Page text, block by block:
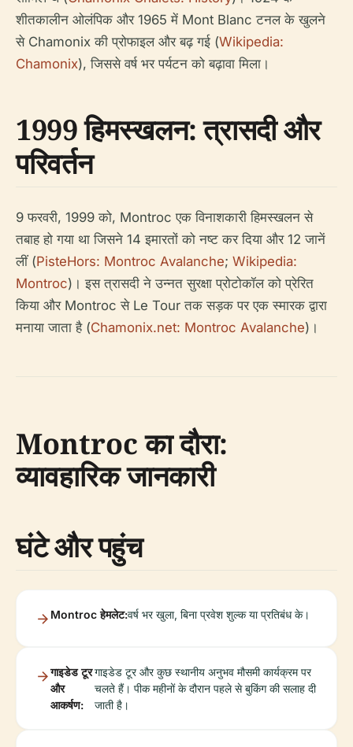
शीतकालीन ओलंपिक और 1965 में Mont Blanc टनल के खुलने
से Chamonix की प्रोफाइल और बढ़ गई (Wikipedia:
Chamonix), जिससे वर्ष भर पर्यटन को बढ़ावा मिला।
1999 हिमस्खलन: त्रासदी और
परिवर्तन
9 फरवरी, 1999 को, Montroc एक विनाशकारी हिमस्खलन से
तबाह हो गया था जिसने 14 इमारतों को नष्ट कर दिया और 12 जानें
लीं (PisteHors: Montroc Avalanche; Wikipedia:
Montroc)। इस त्रासदी ने उन्नत सुरक्षा प्रोटोकॉल को प्रेरित
किया और Montroc से Le Tour तक सड़क पर एक स्मारक द्वारा
मनाया जाता है (Chamonix.net: Montroc Avalanche)।
Montroc का दौरा:
व्यावहारिक जानकारी
घंटे और पहुंच
Montroc हेमलेट:वर्ष भर खुला, बिना प्रवेश शुल्क या प्रतिबंध के।
गाइडेड टूर
और
आकर्षण:
गाइडेड टूर और कुछ स्थानीय अनुभव मौसमी कार्यक्रम पर
चलते हैं। पीक महीनों के दौरान पहले से बुकिंग की सलाह दी
जाती है।